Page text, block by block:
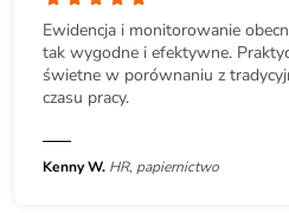
Ewidencja i monitorowanie
tak wygodne i efektywne.
świetne w porównaniu z
czasu pracy.
Kenny W. HR, papiernictwo